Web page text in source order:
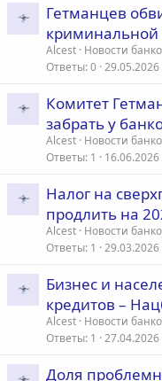
Гетманцев
криминальной
Alcest Новости
Ответы 0 29.05.2026
Комитет
забрать у
Alcest Новости
Ответы 1 16.06.2026
Налог на
продлить на
Alcest Новости
Ответы 1 29.03.2026
Бизнес и
кредитов –
Alcest Новости
Ответы 1 27.04.2026
Доля